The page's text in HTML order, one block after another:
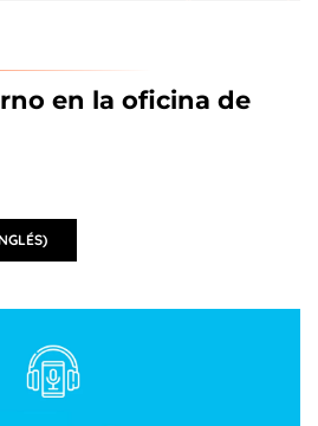
en la oficina de